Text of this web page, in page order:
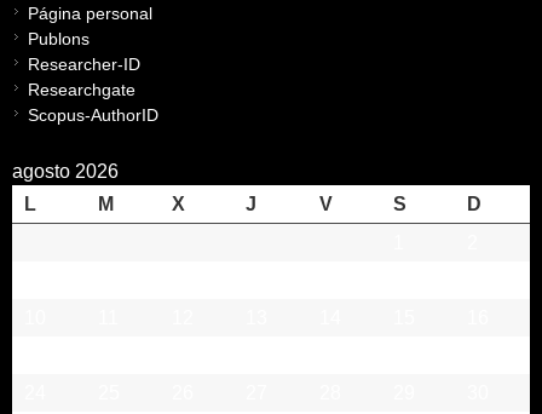
Página personal
Publons
Researcher-ID
Researchgate
Scopus-AuthorID
agosto 2026
L
M X J V S
D